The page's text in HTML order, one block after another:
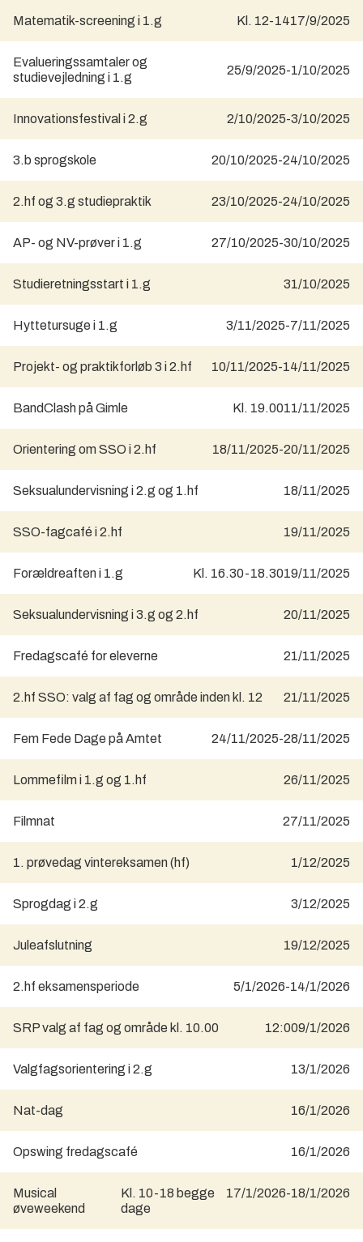
Matematik-screening i 1.g Kl. 12-1417/9/2025
Evalueringssamtaler og
studievejledning i 1.g
25/9/2025-1/10/2025
Innovationsfestival i 2.g 2/10/2025-3/10/2025
3.b sprogskole 20/10/2025-24/10/2025
2.hf og 3.g studiepraktik 23/10/2025-24/10/2025
AP- og NV-prøver i 1.g 27/10/2025-30/10/2025
Studieretningsstart i 1.g 31/10/2025
Hyttetursuge i 1.g 3/11/2025-7/11/2025
Projekt- og praktikforløb 3 i 2.hf 10/11/2025-14/11/2025
BandClash på Gimle Kl. 19.0011/11/2025
Orientering om SSO i 2.hf 18/11/2025-20/11/2025
Seksualundervisning i 2.g og 1.hf 18/11/2025
SSO-fagcafé i 2.hf 19/11/2025
Forældreaften i 1.g Kl. 16.30-18.3019/11/2025
Seksualundervisning i 3.g og 2.hf 20/11/2025
Fredagscafé for eleverne 21/11/2025
2.hf SSO: valg af fag og område inden kl. 12 21/11/2025
Fem Fede Dage på Amtet 24/11/2025-28/11/2025
Lommefilm i 1.g og 1.hf 26/11/2025
Filmnat 27/11/2025
1. prøvedag vintereksamen (hf) 1/12/2025
Sprogdag i 2.g 3/12/2025
Juleafslutning 19/12/2025
2.hf eksamensperiode 5/1/2026-14/1/2026
SRP valg af fag og område kl. 10.00 12:009/1/2026
Valgfagsorientering i 2.g 13/1/2026
Nat-dag 16/1/2026
Opswing fredagscafé 16/1/2026
Musical
øveweekend
Kl. 10-18 begge
dage
17/1/2026-18/1/2026